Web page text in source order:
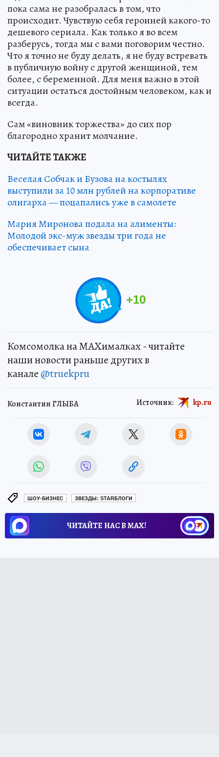
пока сама не разобралась в том, что
происходит. Чувствую себя героиней какого-то
дешевого сериала. Как только я во всем
разберусь, тогда мы с вами поговорим честно.
Что я точно не буду делать, я не буду встревать
в публичную войну с другой женщиной, тем
более, с беременной. Для меня важно в этой
ситуации остаться достойным человеком, как и
всегда.
Сам «виновник торжества» до сих пор
благородно хранит молчание.
ЧИТАЙТЕ ТАКЖЕ
Веселая Собчак и Бузова на костылях
выступили за 10 млн рублей на корпоративе
олигарха — поцапались уже в самолете
Мария Миронова подала на алименты:
Молодой экс-муж звезды три года не
обеспечивает сына
+10
Комсомолка на MAXималках - читайте
наши новости раньше других в
канале @truekpru
Константин ГЛЫБА Источник: kp.ru
ШОУ-БИЗНЕС ЗВЕЗДЫ: STARБЛОГИ
ЧИТАЙТЕ НАС В МАХ!